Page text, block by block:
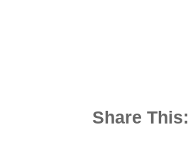
Share This: